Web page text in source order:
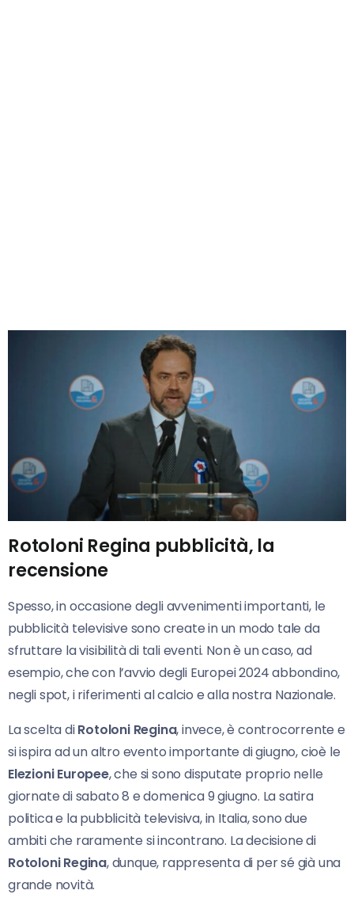
Rotoloni Regina pubblicità, la
recensione
Spesso, in occasione degli avvenimenti importanti, le
pubblicità televisive sono create in un modo tale da
sfruttare la visibilità di tali eventi. Non è un caso, ad
esempio, che con l’avvio degli Europei 2024 abbondino,
negli spot, i riferimenti al calcio e alla nostra Nazionale.
La scelta diRotoloni Regina, invece, è controcorrente e
si ispira ad un altro evento importante di giugno, cioè le
Elezioni Europee, che si sono disputate proprio nelle
giornate di sabato 8 e domenica 9 giugno. La satira
politica e la pubblicità televisiva, in Italia, sono due
ambiti che raramente si incontrano. La decisione di
Rotoloni Regina, dunque, rappresenta di per sé già una
grande novità.